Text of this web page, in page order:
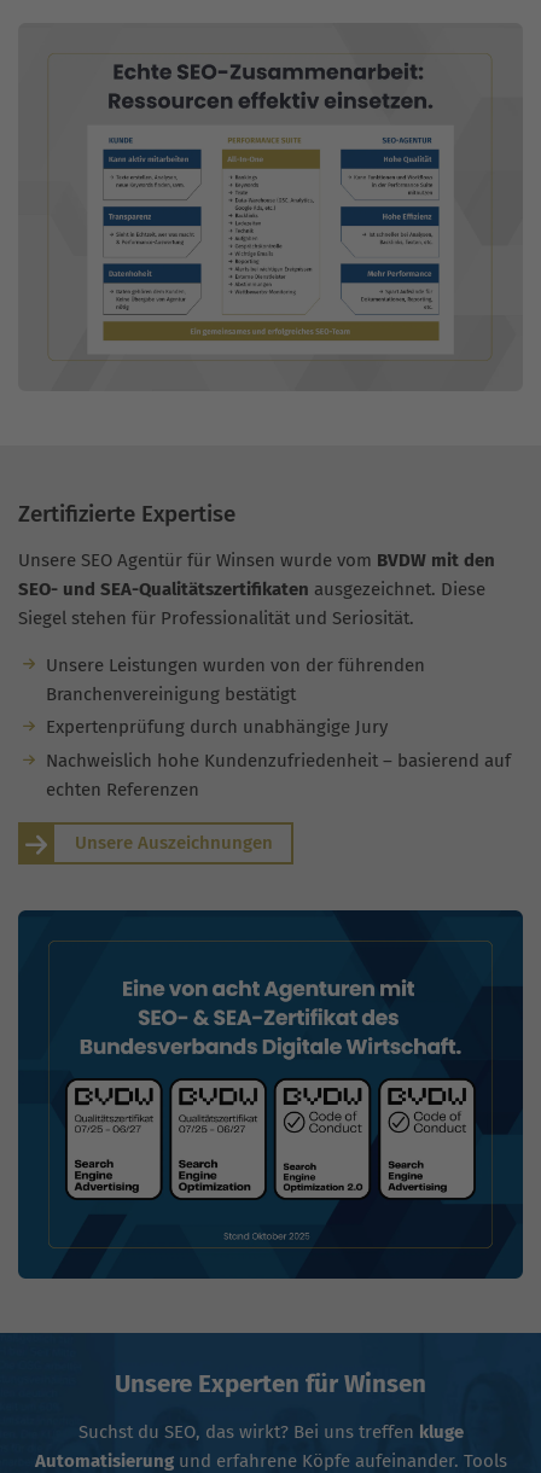
Zertifizierte Expertise
Unsere SEO Agentür für Winsen wurde vom BVDW mit den
SEO- und SEA-Qualitätszertifikaten ausgezeichnet. Diese
Siegel stehen für Professionalität und Seriosität.
Unsere Leistungen wurden von der führenden
Branchenvereinigung bestätigt
Expertenprüfung durch unabhängige Jury
Nachweislich hohe Kundenzufriedenheit – basierend auf
echten Referenzen
Unsere Auszeichnungen
Unsere Experten für Winsen
Suchst du SEO, das wirkt? Bei uns treffen kluge
Automatisierungund erfahrene Köpfe aufeinander. Tools